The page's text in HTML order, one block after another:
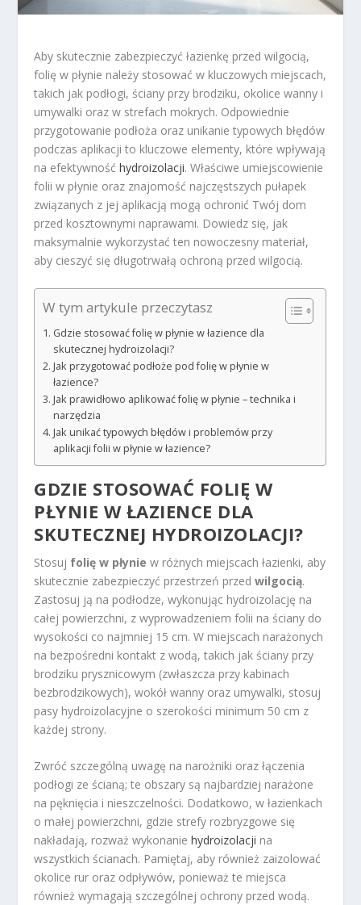
Aby skutecznie zabezpieczyć łazienkę przed wilgocią,
folię w płynie należy stosować w kluczowych miejscach,
takich jak podłogi, ściany przy brodziku, okolice wanny i
umywalki oraz w strefach mokrych. Odpowiednie
przygotowanie podłoża oraz unikanie typowych błędów
podczas aplikacji to kluczowe elementy, które wpływają
na efektywnośćhydroizolacji. Właściwe umiejscowienie
folii w płynie oraz znajomość najczęstszych pułapek
związanych z jej aplikacją mogą ochronić Twój dom
przed kosztownymi naprawami. Dowiedz się, jak
maksymalnie wykorzystać ten nowoczesny materiał,
aby cieszyć się długotrwałą ochroną przed wilgocią.
W tym artykule przeczytasz
Gdzie stosować folię w płynie w łazience dla
skutecznej hydroizolacji?
Jak przygotować podłoże pod folię w płynie w
łazience?
Jak prawidłowo aplikować folię w płynie – technika i
narzędzia
Jak unikać typowych błędów i problemów przy
aplikacji folii w płynie w łazience?
GDZIE STOSOWAĆ FOLIĘ W
PŁYNIE W ŁAZIENCE DLA
SKUTECZNEJ HYDROIZOLACJI?
Stosuj folię w płynie w różnych miejscach łazienki, aby
skutecznie zabezpieczyć przestrzeń przedwilgocią.
Zastosuj ją na podłodze, wykonując hydroizolację na
całej powierzchni, z wyprowadzeniem folii na ściany do
wysokości co najmniej 15 cm. W miejscach narażonych
na bezpośredni kontakt z wodą, takich jak ściany przy
brodziku prysznicowym (zwłaszcza przy kabinach
bezbrodzikowych), wokół wanny oraz umywalki, stosuj
pasy hydroizolacyjne o szerokości minimum 50 cm z
każdej strony.
Zwróć szczególną uwagę na narożniki oraz łączenia
podłogi ze ścianą; te obszary są najbardziej narażone
na pęknięcia i nieszczelności. Dodatkowo, w łazienkach
o małej powierzchni, gdzie strefy rozbryzgowe się
nakładają, rozważ wykonaniehydroizolacji na
wszystkich ścianach. Pamiętaj, aby również zaizolować
okolice rur oraz odpływów, ponieważ te miejsca
również wymagają szczególnej ochrony przed wodą.